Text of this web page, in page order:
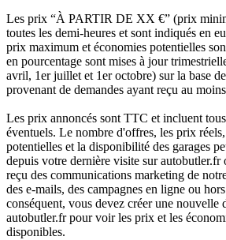
Les prix “À PARTIR DE XX €” (prix
toutes les demi-heures et sont indiqués en
prix maximum et économies potentielles
en pourcentage sont mises à jour
avril, 1er juillet et 1er octobre) sur la base
provenant de demandes ayant reçu au
Les prix annoncés sont TTC et incluent
éventuels. Le nombre d'offres, les prix
potentielles et la disponibilité des garages
depuis votre dernière visite sur autobutler.fr
reçu des communications marketing de
des e-mails, des campagnes en ligne ou
conséquent, vous devez créer une nouvelle
autobutler.fr pour voir les prix et les
disponibles.